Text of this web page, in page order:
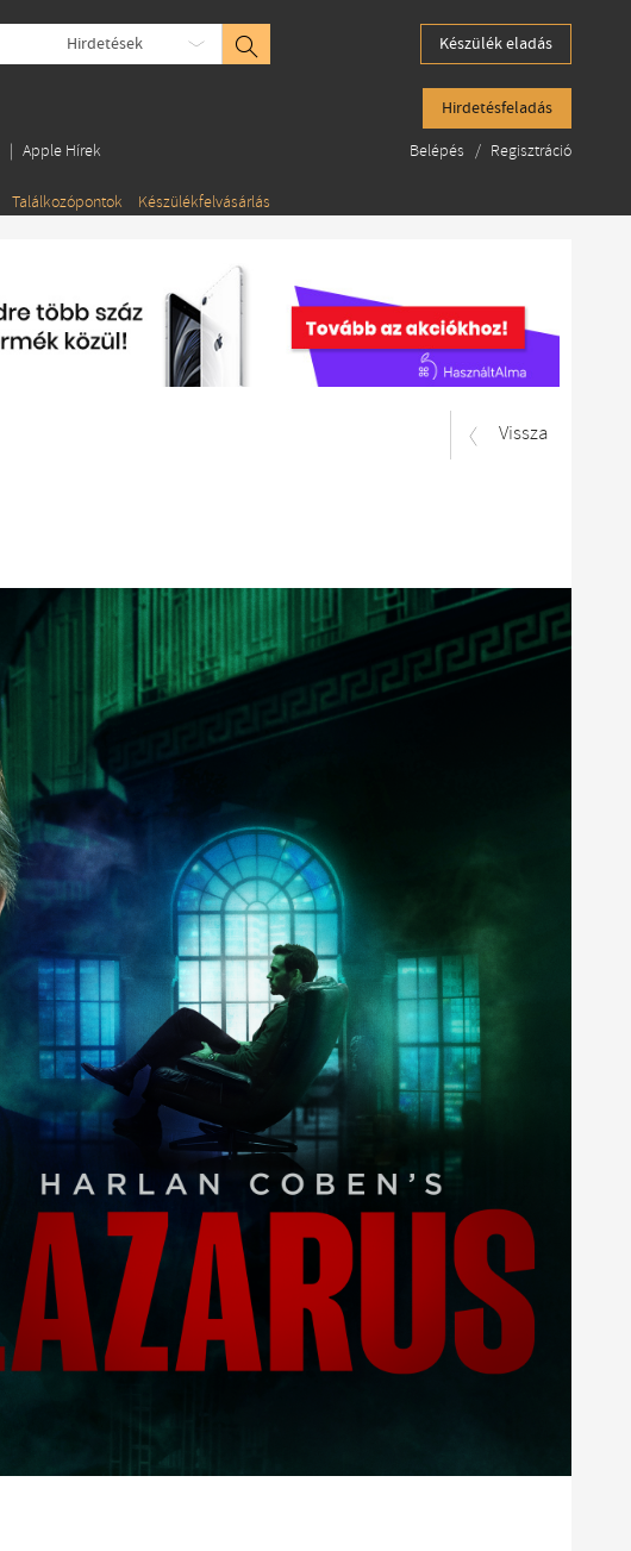
Hirdetések Készülék eladás
Hirdetésfeladás
Apple Hírek
Találkozópontok Készülékfelvásárlás
Belépés / Regisztráció
Vissza